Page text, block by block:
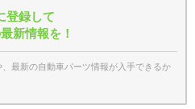
登録して
新情報を！
最新の自動車パーツ情報が入手できるか